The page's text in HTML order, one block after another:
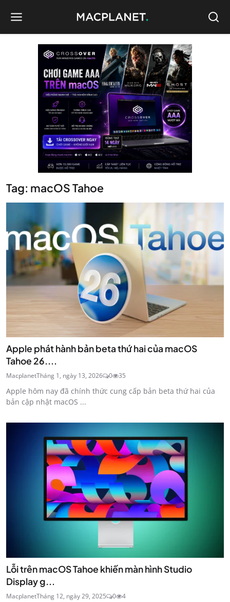
Tag: macOS Tahoe
Apple phát hành bản beta thứ hai của macOS
Tahoe 26....
MacplanetTháng 1, ngày 13, 2026 0 35
Apple hôm nay đã chính thức cung cấp bản beta thứ hai của
bản cập nhật macOS ...
Lỗi trên macOS Tahoe khiến màn hình Studio
Display g...
MacplanetTháng 12, ngày 29, 2025 0 4